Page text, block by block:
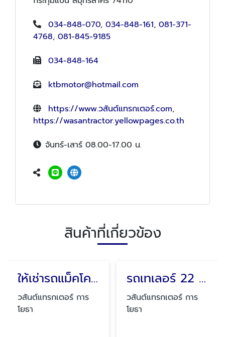
034-848-070, 034-848-161, 081-371-
4768, 081-845-9185
034-848-164
ktbmotor@hotmail.com
https://www.วสันต์แทรกเตอร์.com,
https://wasantractor.yellowpages.co.th
จันทร์-เสาร์ 08.00-17.00 น.
สินค้าที่เกี่ยวข้อง
ให้เช่ารถแม็คโครรายเดือน พระราม2
วสันต์แทรกเตอร์ การ
โยธา